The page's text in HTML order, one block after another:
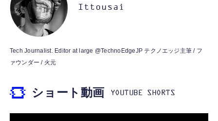
用 折りたたみ式プラグ しろちゃん 【
iPhone16 15 等対応】 EC-AC6920WF
USB Type Cケーブル【1m+1m+2m+2m/4
MacBook、iPad Pro/Air、Galaxy、Sony、
Pixel Type C機種対応
￥749
プレイヤー
Amazon Fire TV Stick 4K Plus | 映画館のよ
￥9,980
￥1,359
コカ・コーラ 500mlPET×24本
【Amazon.co.jp限定】 伊藤園 RROボックス
Ittousai
Tech Journalist. Editor at large @TechnoEdgeJP テクノエッジ主筆 / フ
ァウンダー / 火元
ショート動画